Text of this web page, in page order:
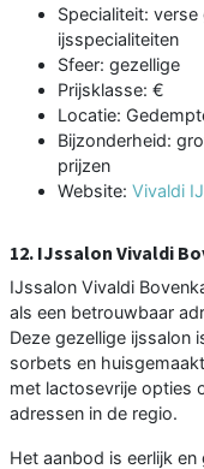
Specialiteit:
ijsspecialiteiten
Sfeer: gezellige
Prijsklasse: €
Locatie:
Bijzonderheid:
prijzen
Website: Vivaldi
12. IJssalon Vivaldi
IJssalon Vivaldi
als een betrouwbaar
Deze gezellige ijssalon
sorbets en
met lactosevrije opties
adressen in de regio.
Het aanbod is eerlijk